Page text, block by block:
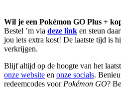
Wil je een Pokémon GO Plus +
Bestel ’m via deze link en steun
jou iets extra kost! De laatste tijd is
verkrijgen.
Blijf altijd op de hoogte van het
onze website en onze socials.
redeemcodes voor Pokémon GO?